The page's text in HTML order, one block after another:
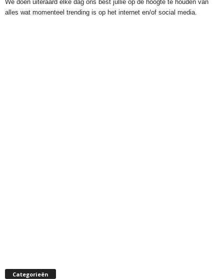
We doen uiteraard elke dag ons best jullie op de hoogte te houden van
alles wat momenteel trending is op het internet en/of social media.
Categorieën